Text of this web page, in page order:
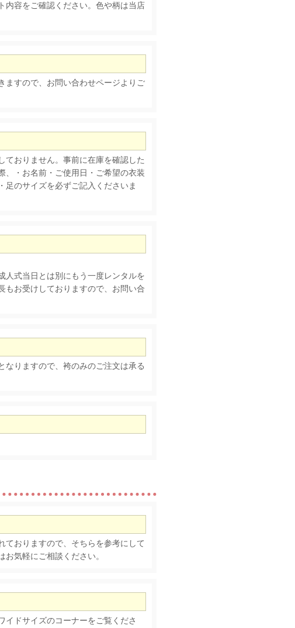
内容をご確認ください。色や柄は当店
ますので、お問い合わせページよりご
ておりません。事前に在庫を確認した
、・お名前・ご使用日・ご希望の衣装
足のサイズを必ずご記入くださいま
人式当日とは別にもう一度レンタルを
もお受けしておりますので、お問い合
なりますので、袴のみのご注文は承る
ておりますので、そちらを参考にして
気軽にご相談ください。
イドサイズのコーナーをご覧くださ